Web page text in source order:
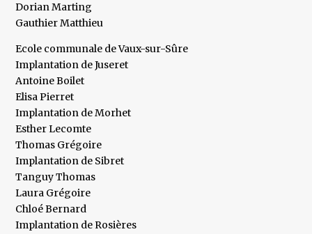
Dorian Marting
Gauthier Matthieu
Ecole communale de Vaux-sur-Sûre
Implantation de Juseret
Antoine Boilet
Elisa Pierret
Implantation de Morhet
Esther Lecomte
Thomas Grégoire
Implantation de Sibret
Tanguy Thomas
Laura Grégoire
Chloé Bernard
Implantation de Rosières